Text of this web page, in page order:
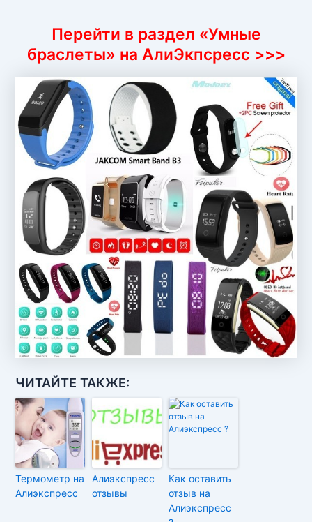
Перейти в раздел «Умные
браслеты» на АлиЭкпсресс >>>
ЧИТАЙТЕ ТАКЖЕ:
Термометр на
Алиэкспресс
Алиэкспресс
отзывы
Как оставить
отзыв на
Алиэкспресс